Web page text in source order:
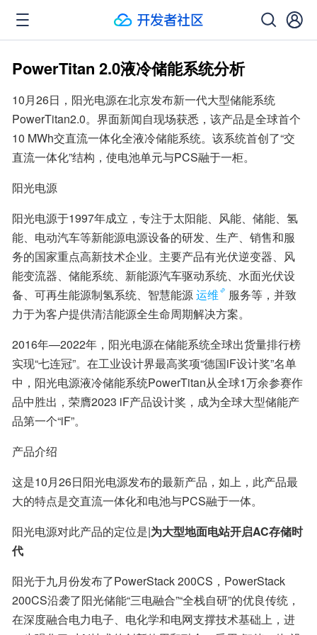
PowerTitan 2.0液冷储能系统分析
10月26日，阳光电源在北京发布新一代大型储能系统
PowerTitan2.0。界面新闻自现场获悉，该产品是全球首个
10 MWh交直流一体化全液冷储能系统。该系统首创了“交
直流一体化”结构，使电池单元与PCS融于一柜。
阳光电源
阳光电源于1997年成立，专注于太阳能、风能、储能、氢
能、电动汽车等新能源电源设备的研发、生产、销售和服
务的国家重点高新技术企业。主要产品有光伏逆变器、风
能变流器、储能系统、新能源汽车驱动系统、水面光伏设
备、可再生能源制氢系统、智慧能源运维
服务等，并致
力于为客户提供清洁能源全生命周期解决方案。
2016年—2022年，阳光电源在储能系统全球出货量排行榜
实现“七连冠”。在工业设计界最高奖项“德国iF设计奖”名单
中，阳光电源液冷储能系统PowerTitan从全球1万余参赛作
品中胜出，荣膺2023 iF产品设计奖，成为全球大型储能产
品第一个“iF”。
产品介绍
这是10月26日阳光电源发布的最新产品，如上，此产品最
大的特点是交直流一体化和电池与PCS融于一体。
阳光电源对此产品的定位是|为大型地面电站开启AC存储时
代
阳光于九月份发布了PowerStack 200CS，PowerStack
200CS沿袭了阳光储能“三电融合”“全栈自研”的优良传统，
在深度融合电力电子、电化学和电网支撑技术基础上，进